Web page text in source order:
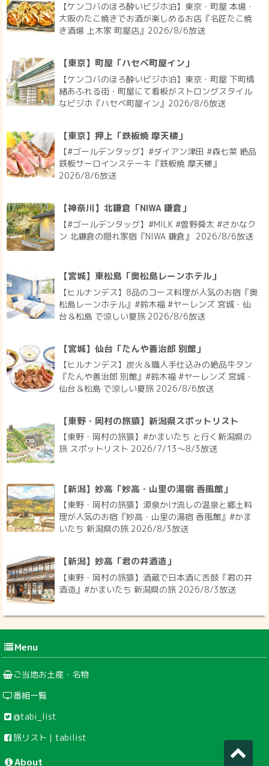
【ケンコバのほろ酔いビジホ泊】東京・町屋 本場・
大阪のたこ焼きでお酒が楽しめるお店『名匠たこ焼
き酒場 上木家 町屋店』2026/8/6放送
【東京】町屋「ハセベ町屋イン」
【ケンコバのほろ酔いビジホ泊】東京・町屋 下町情
緒あふれる街・町屋にて看板がストロングスタイル
なビジホ『ハセベ町屋イン』2026/8/6放送
【東京】押上「鉄板焼 摩天楼」
【#ゴールデンタッグ】#ダイアン津田 #森七菜 絶品
鉄板サーロインステーキ『鉄板焼 摩天楼』
2026/8/6放送
【神奈川】北鎌倉「NIWA 鎌倉」
【#ゴールデンタッグ】#MILK #曽野舜太 #さかなク
ン 北鎌倉の隠れ家宿『NIWA 鎌倉』 2026/8/6放送
【宮城】東松島「奥松島レーンホテル」
【ヒルナンデス】8品のコース料理が人気のお宿『奥
松島レーンホテル』#鈴木福 #ヤーレンズ 宮城・仙
台＆松島 で涼しい夏旅 2026/8/6放送
【宮城】仙台「たんや善治郎 別館」
【ヒルナンデス】炭火＆職人手仕込みの絶品牛タン
『たんや善治郎 別館』#鈴木福 #ヤーレンズ 宮城・
仙台＆松島 で涼しい夏旅 2026/8/6放送
【東野・岡村の旅猿】新潟県スポットリスト
【東野・岡村の旅猿】#かまいたち と行く新潟県の
旅 スポットリスト 2026/7/13〜8/3放送
【新潟】妙高「妙高・山里の湯宿 香風館」
【東野・岡村の旅猿】源泉かけ流しの温泉と郷土料
理が人気のお宿『妙高・山里の湯宿 香風館』#かま
いたち 新潟県の旅 2026/8/3放送
【新潟】妙高「君の井酒造」
【東野・岡村の旅猿】酒蔵で日本酒に舌鼓『君の井
酒造』#かまいたち 新潟県の旅 2026/8/3放送
Menu
ご当地お土産・名物
番組一覧
@tabi_list
旅リスト｜tabilist
About